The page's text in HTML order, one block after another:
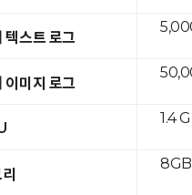
텍스트 로그
이미지 로그
1.4